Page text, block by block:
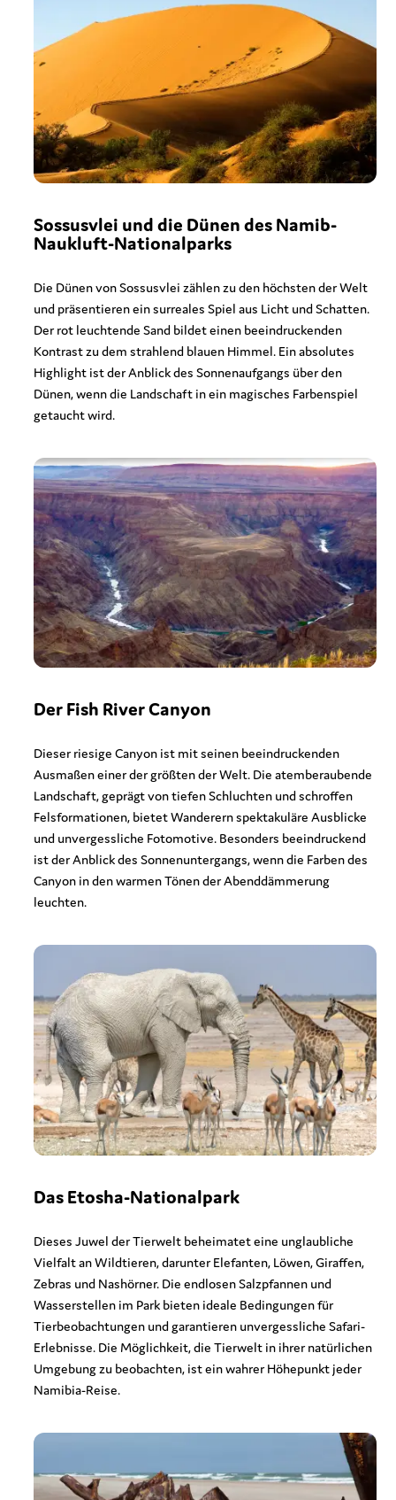
Sossusvlei und die Dünen des Namib-
Naukluft-Nationalparks
Die Dünen von Sossusvlei zählen zu den höchsten der Welt
und präsentieren ein surreales Spiel aus Licht und Schatten.
Der rot leuchtende Sand bildet einen beeindruckenden
Kontrast zu dem strahlend blauen Himmel. Ein absolutes
Highlight ist der Anblick des Sonnenaufgangs über den
Dünen, wenn die Landschaft in ein magisches Farbenspiel
getaucht wird.
Der Fish River Canyon
Dieser riesige Canyon ist mit seinen beeindruckenden
Ausmaßen einer der größten der Welt. Die atemberaubende
Landschaft, geprägt von tiefen Schluchten und schroffen
Felsformationen, bietet Wanderern spektakuläre Ausblicke
und unvergessliche Fotomotive. Besonders beeindruckend
ist der Anblick des Sonnenuntergangs, wenn die Farben des
Canyon in den warmen Tönen der Abenddämmerung
leuchten.
Das Etosha-Nationalpark
Dieses Juwel der Tierwelt beheimatet eine unglaubliche
Vielfalt an Wildtieren, darunter Elefanten, Löwen, Giraffen,
Zebras und Nashörner. Die endlosen Salzpfannen und
Wasserstellen im Park bieten ideale Bedingungen für
Tierbeobachtungen und garantieren unvergessliche Safari-
Erlebnisse. Die Möglichkeit, die Tierwelt in ihrer natürlichen
Umgebung zu beobachten, ist ein wahrer Höhepunkt jeder
Namibia-Reise.